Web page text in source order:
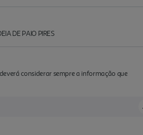
DE PAIO PIRES
considerar sempre a informação que